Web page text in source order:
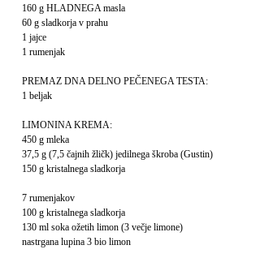
160 g HLADNEGA masla
60 g sladkorja v prahu
1 jajce
1 rumenjak
PREMAZ DNA DELNO PEČENEGA TESTA:
1 beljak
LIMONINA KREMA:
450 g mleka
37,5 g (7,5 čajnih žličk) jedilnega škroba (Gustin)
150 g kristalnega sladkorja
7 rumenjakov
100 g kristalnega sladkorja
130 ml soka ožetih limon (3 večje limone)
nastrgana lupina 3 bio limon